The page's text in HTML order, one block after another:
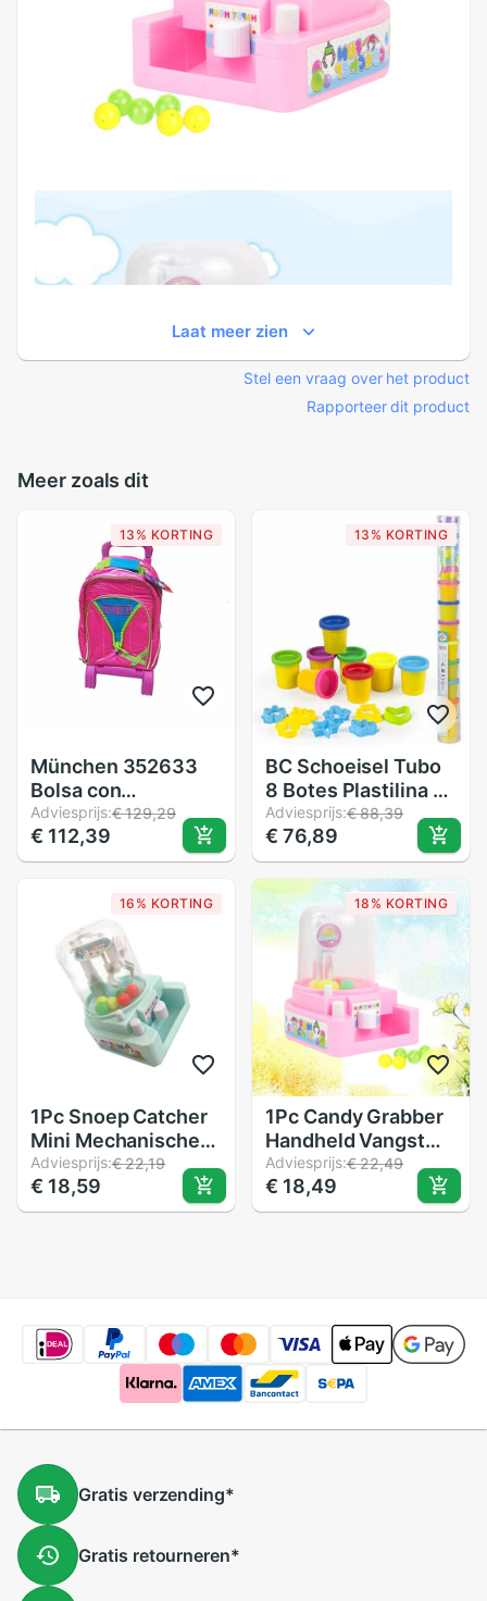
Laat meer zien
Stel een vraag over het product
Rapporteer dit product
Meer zoals dit
13% KORTING
München 352633
Bolsa con
cremallera, 46 cm,
19 Litros, Rosa
Adviesprijs:€ 129,29
€ 112,39
13% KORTING
BC Schoeisel Tubo
8 Botes Plastilina +
Moldes 5X5X53 Cm
CB 44375
Adviesprijs:€ 88,39
€ 76,89
16% KORTING
1Pc Snoep Catcher
Mini Mechanische
Arm Kleine Kraan
Machine Handheld
Vangen (Sky-Blauw)
Adviesprijs:€ 22,19
€ 18,59
18% KORTING
1Pc Candy Grabber
Handheld Vangst
Pop Mechanische
Arm Kleine Machine
Kraan Machine Voor
Adviesprijs:€ 22,49
€ 18,49
Gratis verzending*
Gratis retourneren*